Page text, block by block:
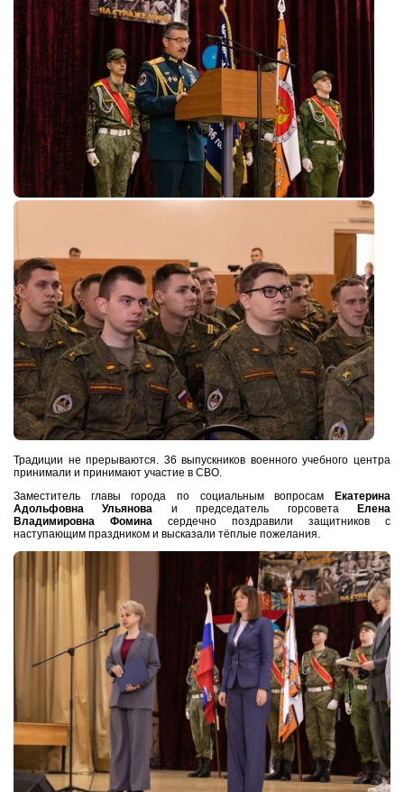
Традиции не прерываются. 36 выпускников военного учебного центра
принимали и принимают участие в СВО.
Заместитель главы города по социальным вопросам Екатерина
Адольфовна Ульянова и председатель горсоветаЕлена
Владимировна Фомина сердечно поздравили защитников с
наступающим праздником и высказали тёплые пожелания.